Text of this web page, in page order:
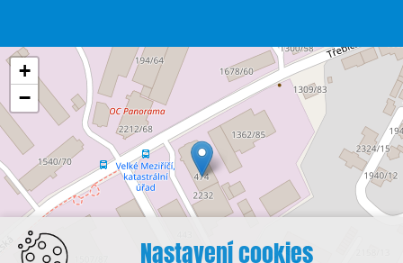
+
−
Nastavení cookies